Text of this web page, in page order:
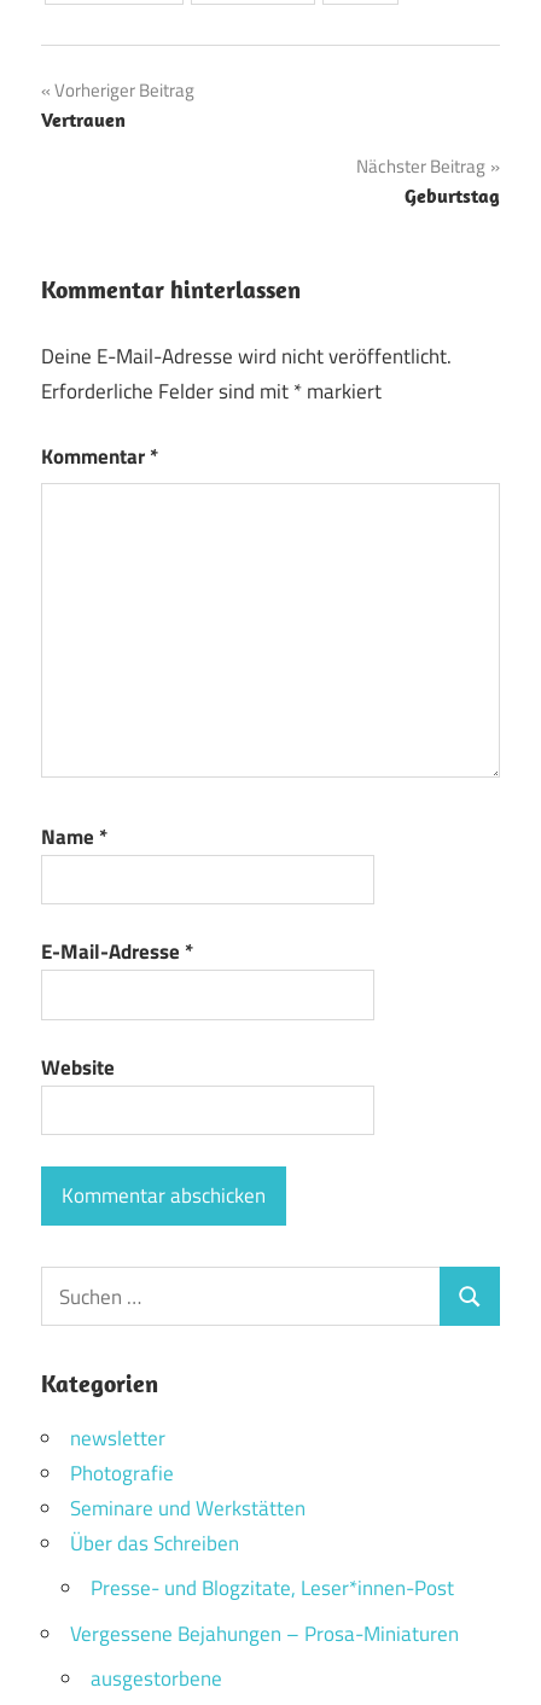
Beitragsnavigation
Vorheriger Beitrag
Vertrauen
Nächster Beitrag
Geburtstag
Kommentar hinterlassen
Deine E-Mail-Adresse wird nicht veröffentlicht.
Erforderliche Felder sind mit*markiert
Kommentar*
Name *
E-Mail-Adresse *
Website
Suchen
nach:
Suchen
Kategorien
newsletter
Photografie
Seminare und Werkstätten
Über das Schreiben
Presse- und Blogzitate, Leser*innen-Post
Vergessene Bejahungen – Prosa-Miniaturen
ausgestorbene